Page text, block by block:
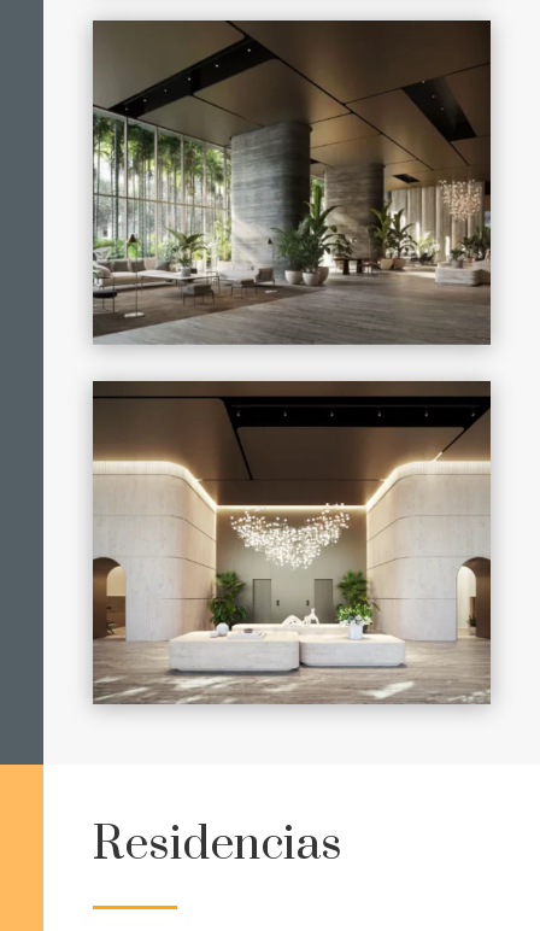
Residencias